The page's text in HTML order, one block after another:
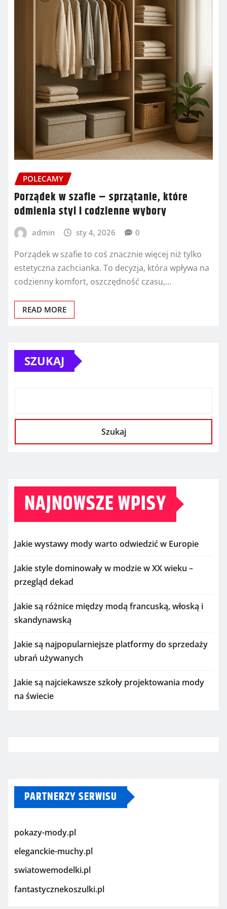
POLECAMY
Porządek w szafie – sprzątanie, które
odmienia styl i codzienne wybory
admin sty 4, 2026 0
Porządek w szafie to coś znacznie więcej niż tylko
estetyczna zachcianka. To decyzja, która wpływa na
codzienny komfort, oszczędność czasu,…
READ MORE
SZUKAJ
Szukaj
NAJNOWSZE WPISY
Jakie wystawy mody warto odwiedzić w Europie
Jakie style dominowały w modzie w XX wieku –
przegląd dekad
Jakie są różnice między modą francuską, włoską i
skandynawską
Jakie są najpopularniejsze platformy do sprzedaży
ubrań używanych
Jakie są najciekawsze szkoły projektowania mody
na świecie
PARTNERZY SERWISU
pokazy-mody.pl
eleganckie-muchy.pl
swiatowemodelki.pl
fantastycznekoszulki.pl